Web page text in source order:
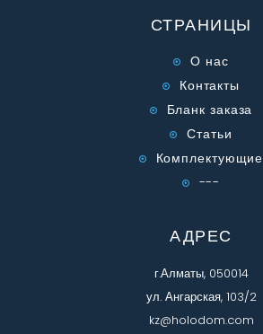
СТРАНИЦЫ
О нас
Контакты
Бланк заказа
Статьи
Комплектующие
---
АДРЕС
г.Алматы, 050014
ул. Ангарская, 103/2
kz@holodom.com